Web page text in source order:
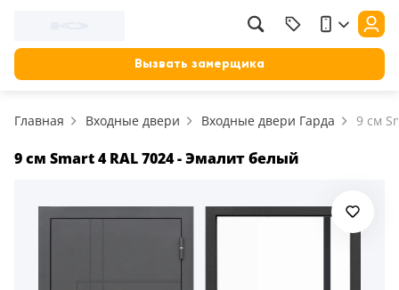
Вызвать замерщика
Главная Входные двери Входные двери Гарда 9 см
9 см Smart 4 RAL 7024 - Эмалит белый